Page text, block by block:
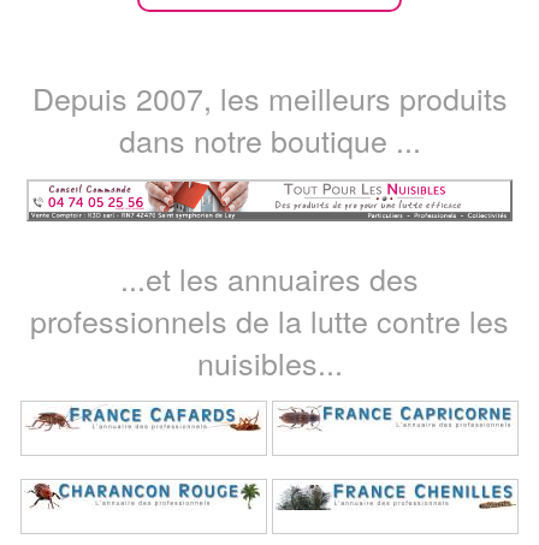
Depuis 2007, les meilleurs produits
dans notre boutique ...
...et les annuaires des
professionnels de la lutte contre les
nuisibles...